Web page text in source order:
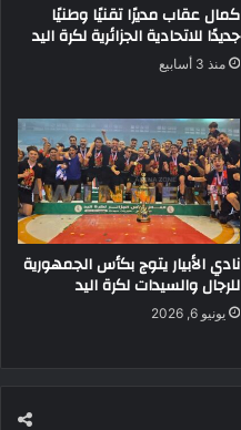
كمال عقاب مديرًا تقنيًا وطنيًا
جديدًا للاتحادية الجزائرية لكرة اليد
منذ 3 أسابيع
نادي الأبيار يتوج بكأس الجمهورية
للرجال والسيدات لكرة اليد
يونيو 6, 2026